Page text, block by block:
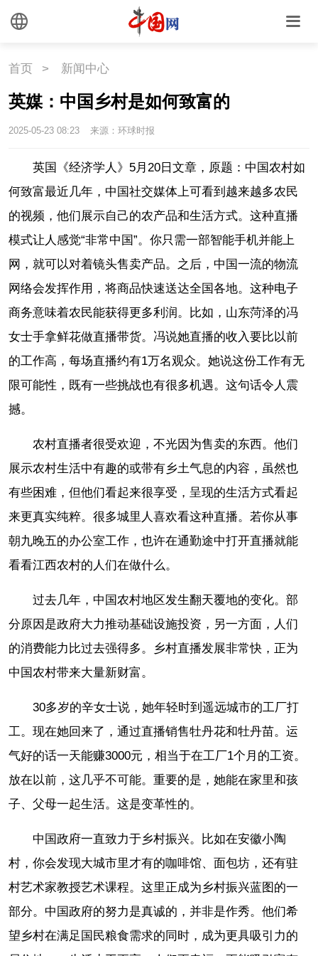
首页 > 新闻中心
英媒：中国乡村是如何致富的
2025-05-23 08:23 来源：环球时报
英国《经济学人》5月20日文章，原题：中国农村如
何致富最近几年，中国社交媒体上可看到越来越多农民
的视频，他们展示自己的农产品和生活方式。这种直播
模式让人感觉“非常中国”。你只需一部智能手机并能上
网，就可以对着镜头售卖产品。之后，中国一流的物流
网络会发挥作用，将商品快速送达全国各地。这种电子
商务意味着农民能获得更多利润。比如，山东菏泽的冯
女士手拿鲜花做直播带货。冯说她直播的收入要比以前
的工作高，每场直播约有1万名观众。她说这份工作有无
限可能性，既有一些挑战也有很多机遇。这句话令人震
撼。
农村直播者很受欢迎，不光因为售卖的东西。他们
展示农村生活中有趣的或带有乡土气息的内容，虽然也
有些困难，但他们看起来很享受，呈现的生活方式看起
来更真实纯粹。很多城里人喜欢看这种直播。若你从事
朝九晚五的办公室工作，也许在通勤途中打开直播就能
看看江西农村的人们在做什么。
过去几年，中国农村地区发生翻天覆地的变化。部
分原因是政府大力推动基础设施投资，另一方面，人们
的消费能力比过去强得多。乡村直播发展非常快，正为
中国农村带来大量新财富。
30多岁的辛女士说，她年轻时到遥远城市的工厂打
工。现在她回来了，通过直播销售牡丹花和牡丹苗。运
气好的话一天能赚3000元，相当于在工厂1个月的工资。
放在以前，这几乎不可能。重要的是，她能在家里和孩
子、父母一起生活。这是变革性的。
中国政府一直致力于乡村振兴。比如在安徽小陶
村，你会发现大城市里才有的咖啡馆、面包坊，还有驻
村艺术家教授艺术课程。这里正成为乡村振兴蓝图的一
部分。中国政府的努力是真诚的，并非是作秀。他们希
望乡村在满足国民粮食需求的同时，成为更具吸引力的